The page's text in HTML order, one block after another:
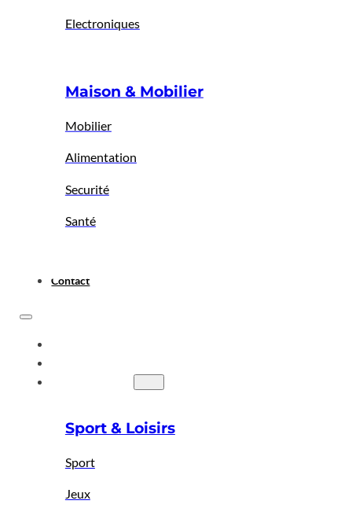
Electroniques
Maison & Mobilier
Mobilier
Alimentation
Securité
Santé
Contact
Sport & Loisirs
Sport
Jeux